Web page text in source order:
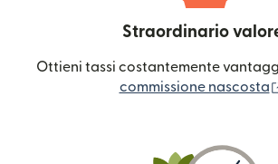
Straordinario
Ottieni tassi costantemente
commissione nascosta